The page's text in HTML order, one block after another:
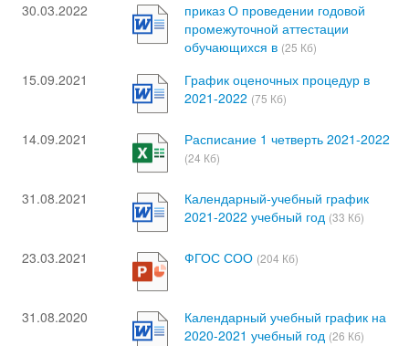
30.03.2022
приказ О проведении годовой
промежуточной аттестации
обучающихся в (25 Кб)
15.09.2021
График оценочных процедур в
2021-2022 (75 Кб)
14.09.2021 Расписание 1 четверть 2021-2022
(24 Кб)
31.08.2021
Календарный-учебный график
2021-2022 учебный год (33 Кб)
23.03.2021 ФГОС СОО (204 Кб)
31.08.2020
Календарный учебный график на
2020-2021 учебный год (26 Кб)